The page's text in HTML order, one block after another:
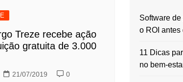
Treze recebe ação
gratuita de 3.000
21/07/2019 0
Software
o ROI antes
11 Dicas
no bem-